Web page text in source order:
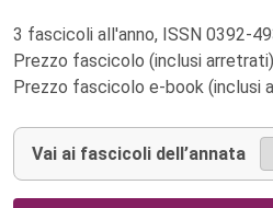
3 fascicoli all'anno, ISSN 0392-
Prezzo fascicolo (inclusi
Prezzo fascicolo e-book (inclusi
Vai ai fascicoli dell’annata